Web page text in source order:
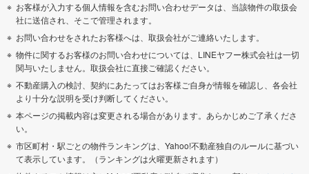
お客様が入力する個人情報を含むお問い合わせデータは、当該物件の取扱会
社に送信され、そこで管理されます。
お問い合わせをされたお客様へは、取扱会社がご連絡いたします。
物件に関するお客様のお問い合わせについては、LINEヤフー株式会社は一切
関与いたしません。取扱会社に直接ご確認ください。
不動産購入の検討、契約にあたってはお客様ご自身が情報を確認し、各会社
より十分な説明を受け判断してください。
本ページの掲載内容は変更される場合があります。あらかじめご了承くださ
い。
市区町村・駅ごとの物件ランキングは、Yahoo!不動産独自のルールに基づい
て表示しています。（ランキングは火曜更新されます）